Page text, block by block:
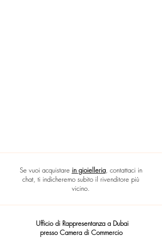
Se vuoi acquistare in gioielleria, contattaci in
chat, ti indicheremo subito il rivenditore più
vicino.
Ufficio di Rappresentanza a Dubai
presso Camera di Commercio